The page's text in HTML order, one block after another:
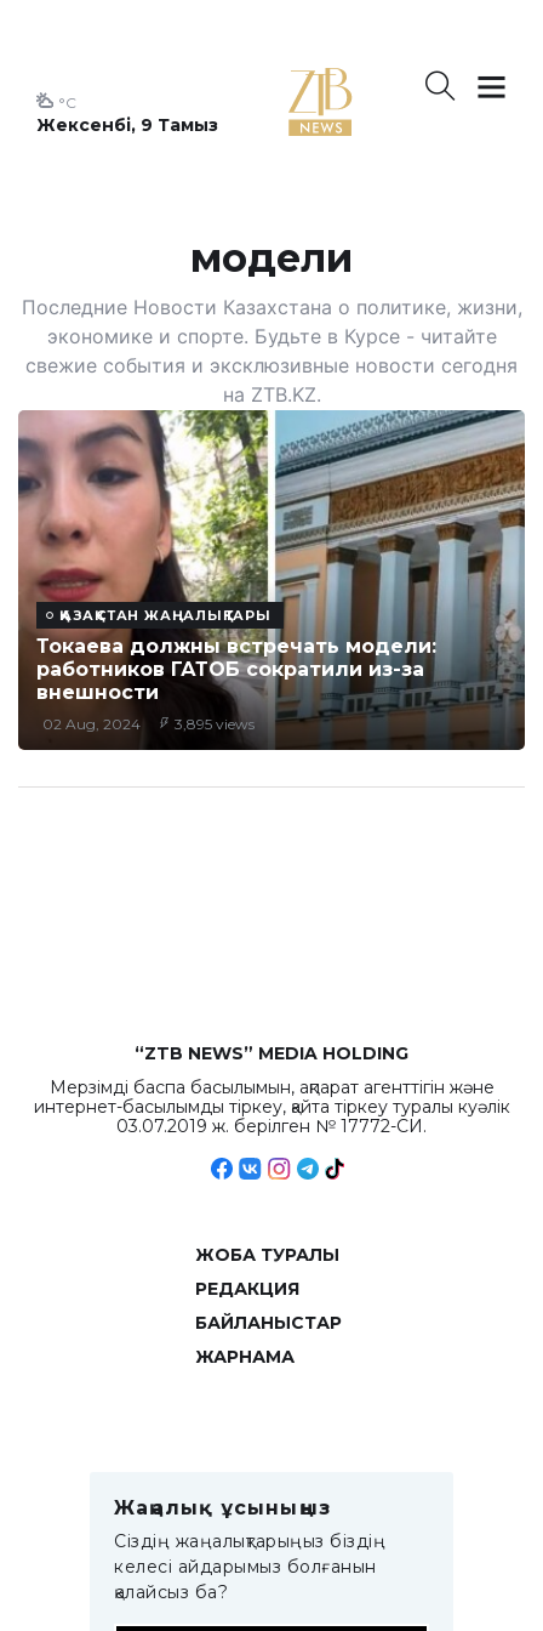
Жексенбі, 9 Тамыз
°C
модели
Последние Новости Казахстана о политике, жизни,
экономике и спорте. Будьте в Курсе - читайте
свежие события и эксклюзивные новости сегодня
на ZTB.KZ.
ҚАЗАҚСТАН ЖАҢАЛЫҚТАРЫ
Токаева должны встречать модели:
работников ГАТОБ сократили из-за
внешности
02 Aug, 2024 3,895 views
“ZTB NEWS” MEDIA HOLDING
Мерзімді баспа басылымын, ақпарат агенттігін және
интернет-басылымды тіркеу, қайта тіркеу туралы куәлік
03.07.2019 ж. берілген № 17772-СИ.
ЖОБА ТУРАЛЫ
РЕДАКЦИЯ
БАЙЛАНЫСТАР
ЖАРНАМА
Жаңалық ұсыныңыз
Сіздің жаңалықтарыңыз біздің
келесі айдарымыз болғанын
қалайсыз ба?